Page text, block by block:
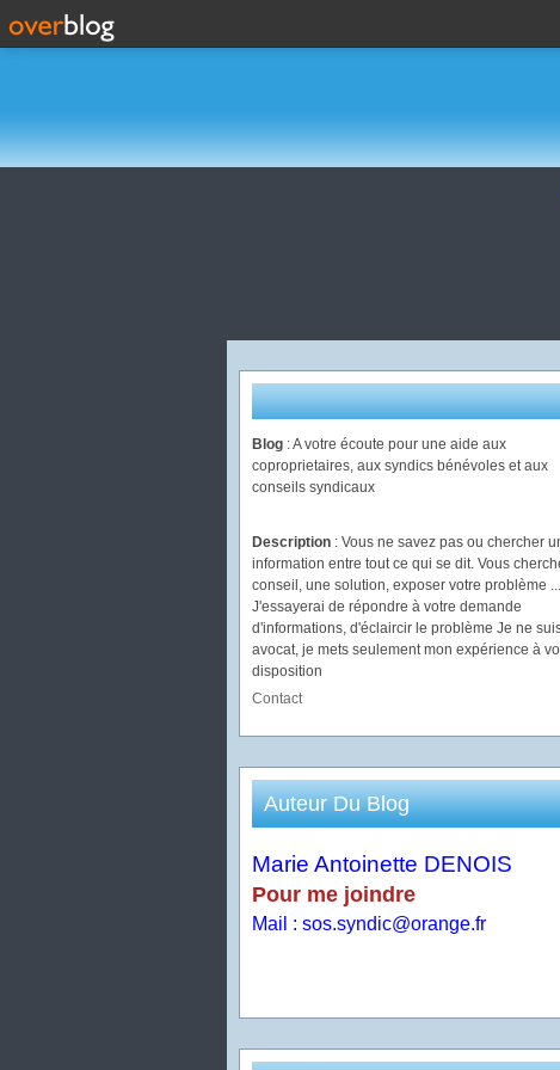
Blog : A votre écoute pour une aide aux
coproprietaires, aux syndics bénévoles et aux
conseils syndicaux
Description : Vous ne savez pas ou chercher
information entre tout ce qui se dit. Vous
conseil, une solution, exposer votre problème ...
J'essayerai de répondre à votre demande
d'informations, d'éclaircir le problème Je ne
avocat, je mets seulement mon expérience à
disposition
Contact
Auteur Du Blog
Marie Antoinette DENOIS
Pour me joindre
Mail : sos.syndic@orange.fr